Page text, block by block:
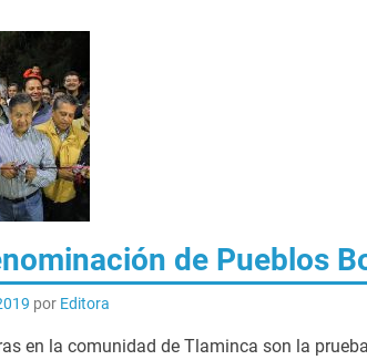
de Pueblos
por Editora
en la comunidad de Tlaminca son la